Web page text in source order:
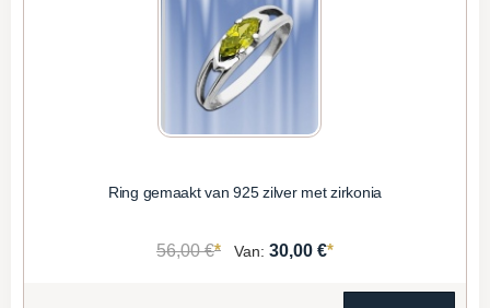
Ring gemaakt van 925 zilver met zirkonia
56,00 €* Van: 30,00 €*